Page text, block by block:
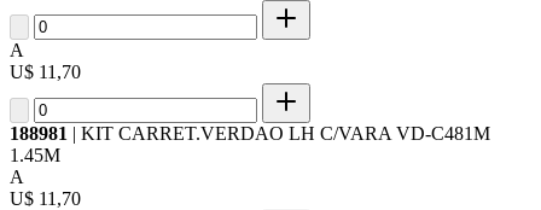
A
U$ 11,70
188981 | KIT CARRET.VERDAO LH C/VARA VD-C481M
1.45M
A
U$ 11,70